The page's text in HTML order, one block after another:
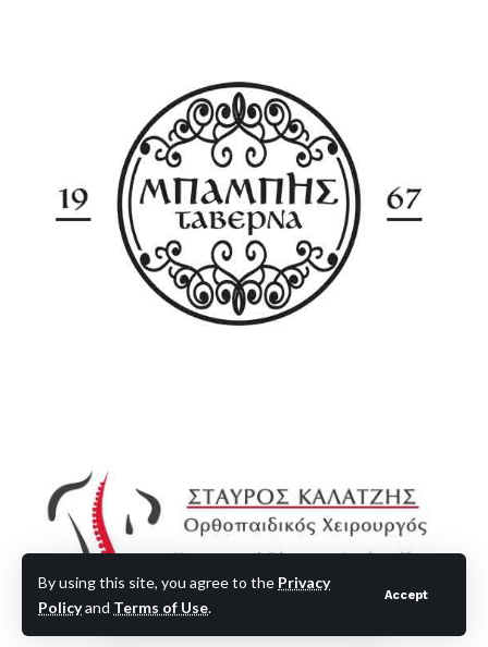
By using this site, you agree to the Privacy
Policyand Terms of Use.
Accept